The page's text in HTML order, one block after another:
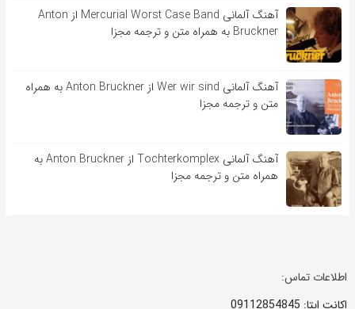
آهنگ آلمانی Mercurial Worst Case Band از Anton
Bruckner به همراه متن و ترجمه مجزا
آهنگ آلمانی Wer wir sind از Anton Bruckner به همراه
متن و ترجمه مجزا
آهنگ آلمانی Tochterkomplex از Anton Bruckner به
همراه متن و ترجمه مجزا
اطلاعات تماس:
اکانت ایتا: 09112854845